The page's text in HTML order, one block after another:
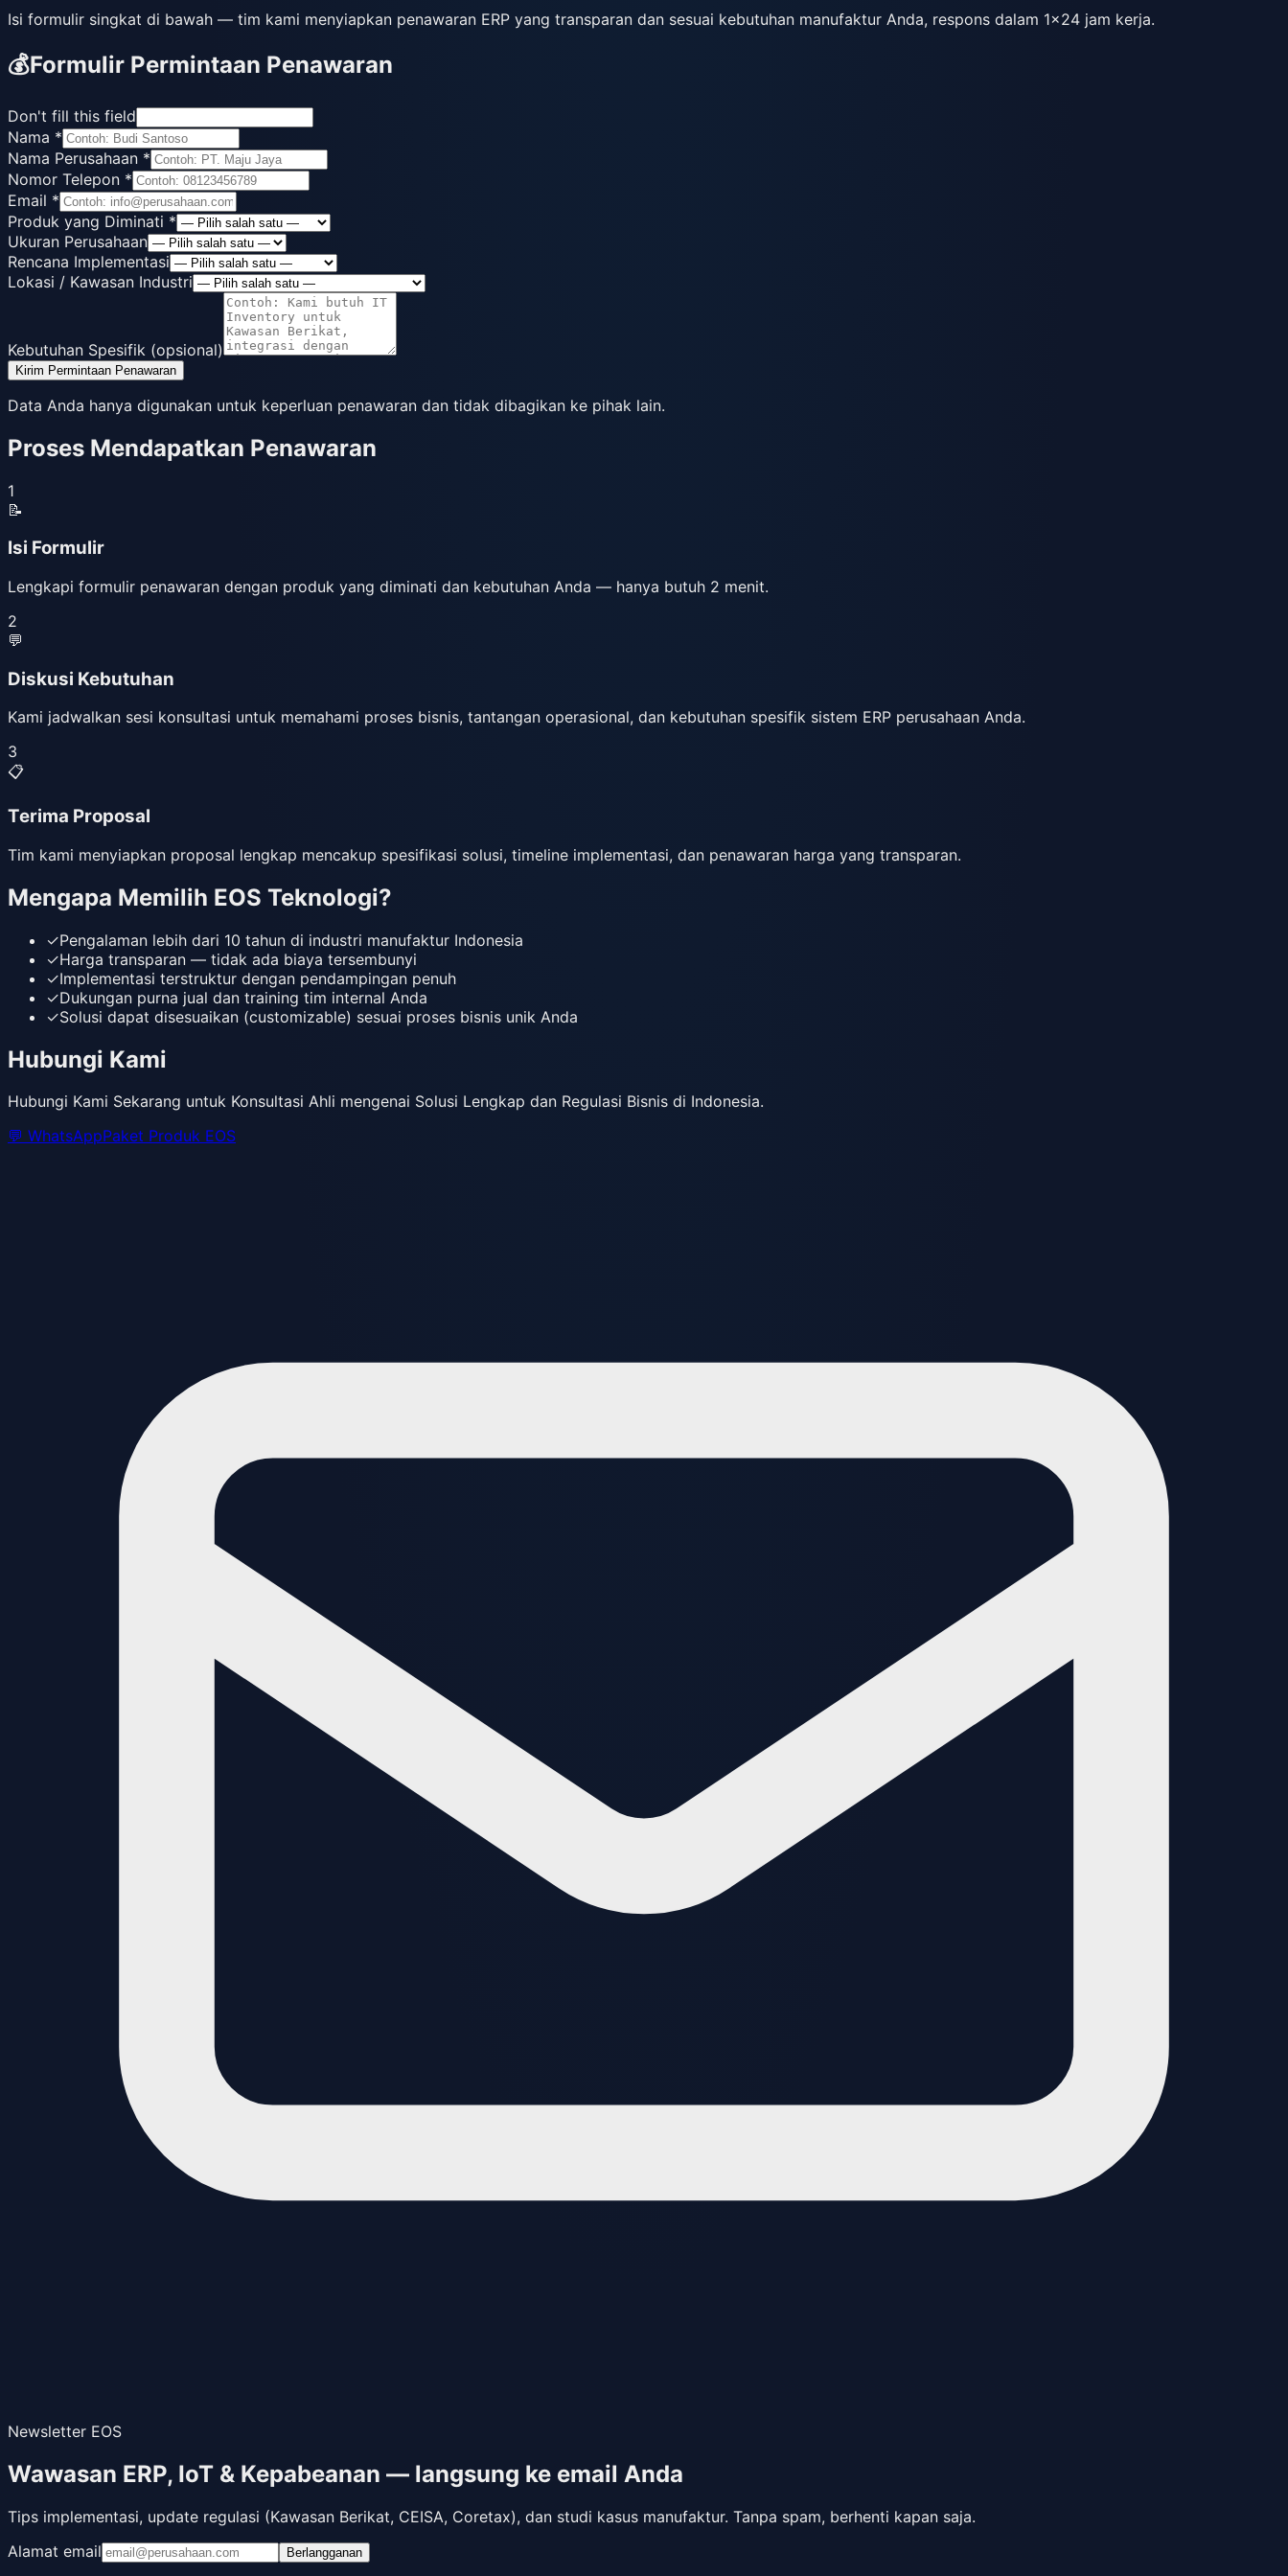
Isi formulir singkat di bawah — tim kami menyiapkan penawaran ERP yang transparan dan sesuai kebutuhan manufaktur Anda, respons dalam 1×24 jam kerja.
💰Formulir Permintaan Penawaran
Don't fill this field
Nama *
Nama Perusahaan *
Nomor Telepon *
Email *
Produk yang Diminati *
Ukuran Perusahaan
Rencana Implementasi
Lokasi / Kawasan Industri
Kebutuhan Spesifik (opsional)
Kirim Permintaan Penawaran
Data Anda hanya digunakan untuk keperluan penawaran dan tidak dibagikan ke pihak lain.
Proses Mendapatkan Penawaran
1
📝
Isi Formulir
Lengkapi formulir penawaran dengan produk yang diminati dan kebutuhan Anda — hanya butuh 2 menit.
2
💬
Diskusi Kebutuhan
Kami jadwalkan sesi konsultasi untuk memahami proses bisnis, tantangan operasional, dan kebutuhan spesifik sistem ERP perusahaan Anda.
3
📋
Terima Proposal
Tim kami menyiapkan proposal lengkap mencakup spesifikasi solusi, timeline implementasi, dan penawaran harga yang transparan.
Mengapa Memilih EOS Teknologi?
✓Pengalaman lebih dari 10 tahun di industri manufaktur Indonesia
✓Harga transparan — tidak ada biaya tersembunyi
✓Implementasi terstruktur dengan pendampingan penuh
✓Dukungan purna jual dan training tim internal Anda
✓Solusi dapat disesuaikan (customizable) sesuai proses bisnis unik Anda
Hubungi Kami
Hubungi Kami Sekarang untuk Konsultasi Ahli mengenai Solusi Lengkap dan Regulasi Bisnis di Indonesia.
💬 WhatsAppPaket Produk EOS
Newsletter EOS
Wawasan ERP, IoT & Kepabeanan — langsung ke email Anda
Tips implementasi, update regulasi (Kawasan Berikat, CEISA, Coretax), dan studi kasus manufaktur. Tanpa spam, berhenti kapan saja.
Alamat email
Berlangganan